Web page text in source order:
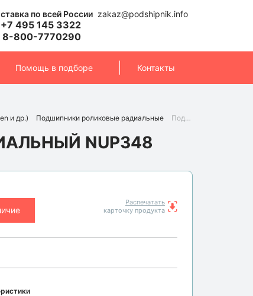
по всей России zakaz@podshipnik.info
+7 495 145 3322
8-800-7770290
Помощь в подборе Контакты
и др.) Подшипники роликовые радиальные Подшипник NUP348 (NTN)
NUP348
Распечатать
карточку продукта